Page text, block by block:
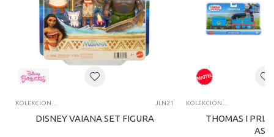
KOLEKCIONARSKE FIGURE I SETOVI JLN21
DISNEY VAIANA SET FIGURA
KOLEKCIONARSKE FIGURE I SETOVI
THOMAS I